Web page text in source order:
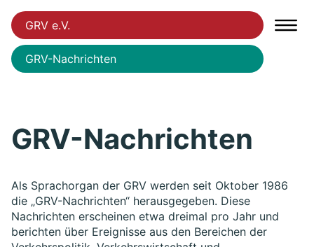
GRV e.V.
GRV-Nachrichten
GRV-Nachrichten
Als Sprachorgan der GRV werden seit Oktober 1986
die „GRV-Nachrichten“ herausgegeben. Diese
Nachrichten erscheinen etwa dreimal pro Jahr und
berichten über Ereignisse aus den Bereichen der